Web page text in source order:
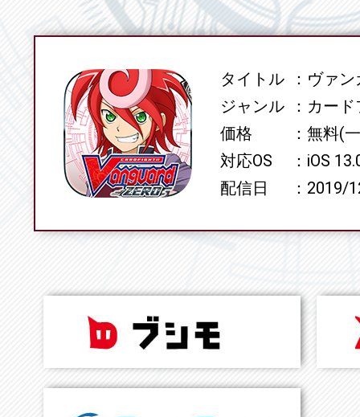
SPECタイトル
ヴァン
ジャンル
カード
価格
無料(
対応OS
iOS
配信日
2019/